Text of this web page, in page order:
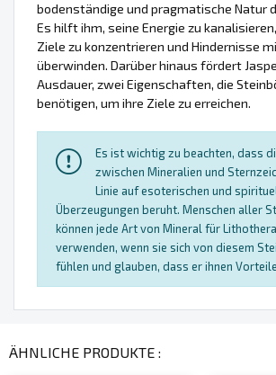
bodenständige und pragmatische Natur
Es hilft ihm, seine Energie zu
Ziele zu konzentrieren und Hindernisse
überwinden. Darüber hinaus fördert
Ausdauer, zwei Eigenschaften, die
benötigen, um ihre Ziele zu erreichen.
Es ist wichtig zu beachten, dass
zwischen Mineralien und
Linie auf esoterischen und
Überzeugungen beruht. Menschen aller
können jede Art von Mineral für
verwenden, wenn sie sich von diesem
fühlen und glauben, dass er ihnen
ÄHNLICHE PRODUKTE :